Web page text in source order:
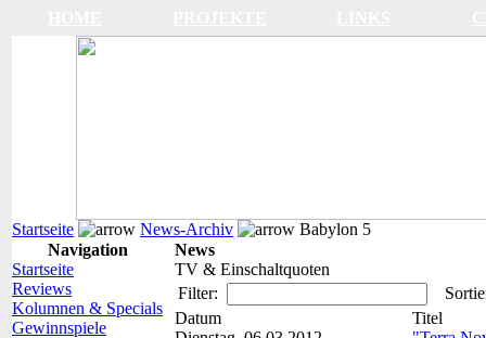
Startseite News-Archiv
Babylon 5
Navigation
Startseite
Reviews
Kolumnen & Specials
Gewinnspiele
News
TV & Einschaltquoten
Filter:
Datum
Titel